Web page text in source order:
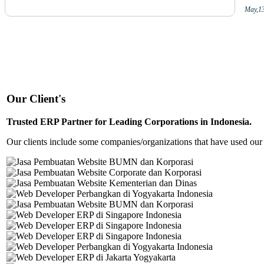
Our Client's
Trusted ERP Partner for Leading Corporations in Indonesia.
Our clients include some companies/organizations that have used our